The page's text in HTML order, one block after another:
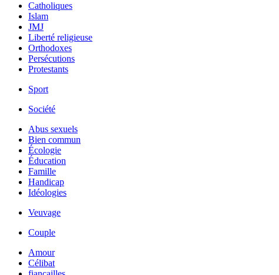
Catholiques
Islam
JMJ
Liberté religieuse
Orthodoxes
Persécutions
Protestants
Sport
Société
Abus sexuels
Bien commun
Écologie
Éducation
Famille
Handicap
Idéologies
Veuvage
Couple
Amour
Célibat